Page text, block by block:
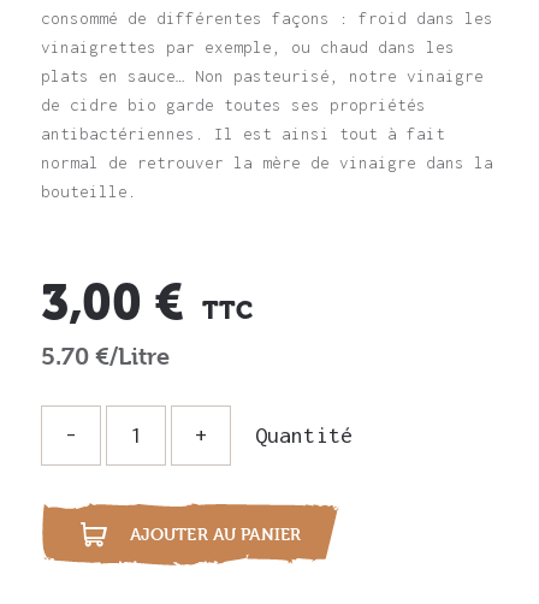
consommé de différentes façons : froid dans les
vinaigrettes par exemple, ou chaud dans les
plats en sauce… Non pasteurisé, notre vinaigre
de cidre bio garde toutes ses propriétés
antibactériennes. Il est ainsi tout à fait
normal de retrouver la mère de vinaigre dans la
bouteille.
3,00 €
TTC
5.70 €/Litre
Quantité
i AJOUTER AU PANIER